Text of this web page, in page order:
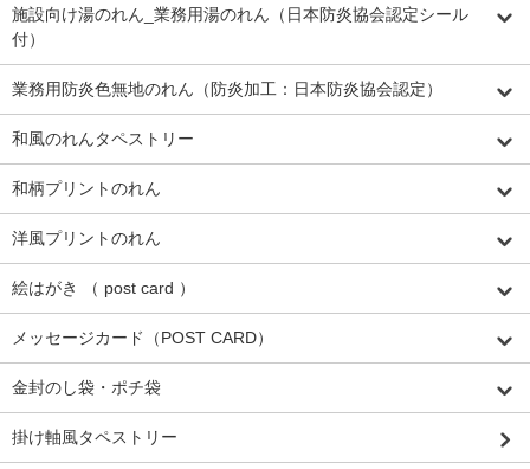
施設向け湯のれん_業務用湯のれん（日本防炎協会認定シール
付）
業務用防炎色無地のれん（防炎加工：日本防炎協会認定）
和風のれんタペストリー
和柄プリントのれん
洋風プリントのれん
絵はがき （ post card ）
メッセージカード（POST CARD）
金封のし袋・ポチ袋
掛け軸風タペストリー